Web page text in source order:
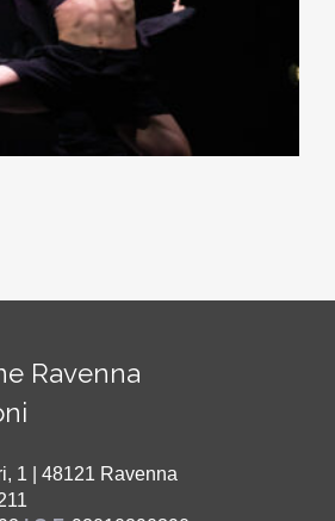
Ravenna
1 | 48121 Ravenna